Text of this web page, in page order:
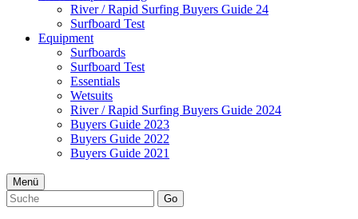
River / Rapid Surfing Buyers Guide 24
Surfboard Test
Equipment
Surfboards
Surfboard Test
Essentials
Wetsuits
River / Rapid Surfing Buyers Guide 2024
Buyers Guide 2023
Buyers Guide 2022
Buyers Guide 2021
Menü
Go